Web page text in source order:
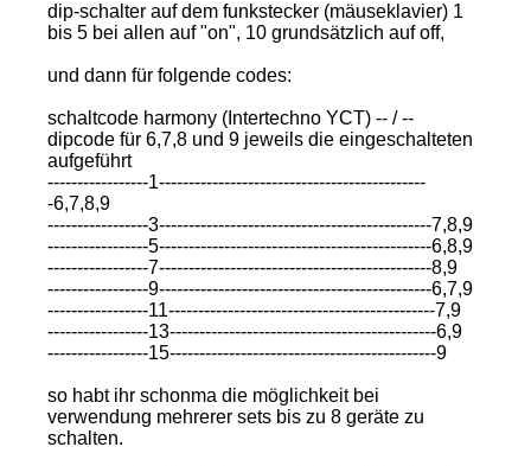
dip-schalter auf dem funkstecker (mäuseklavier) 1
bis 5 bei allen auf "on", 10 grundsätzlich auf off,
und dann für folgende codes:
schaltcode harmony (Intertechno YCT) -- / --
dipcode für 6,7,8 und 9 jeweils die eingeschalteten
aufgeführt
-----------------1---------------------------------------------
-6,7,8,9
-----------------3----------------------------------------------7,8,9
-----------------5----------------------------------------------6,8,9
-----------------7----------------------------------------------8,9
-----------------9----------------------------------------------6,7,9
-----------------11---------------------------------------------7,9
-----------------13---------------------------------------------6,9
-----------------15---------------------------------------------9
so habt ihr schonma die möglichkeit bei
verwendung mehrerer sets bis zu 8 geräte zu
schalten.